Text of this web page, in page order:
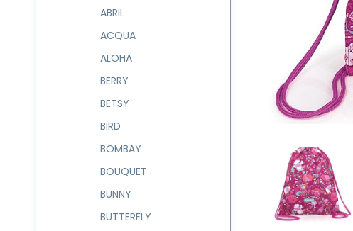
ABRIL
ACQUA
ALOHA
BERRY
BETSY
BIRD
BOMBAY
BOUQUET
BUNNY
BUTTERFLY